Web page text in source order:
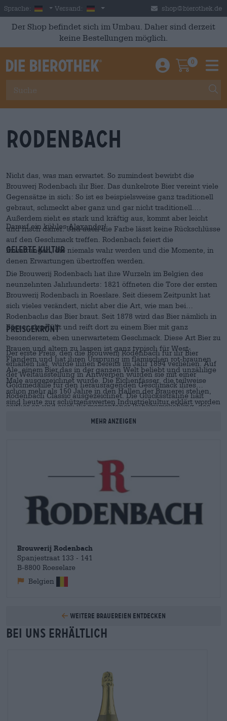
Skip to main content
Sprache: German
Versand: Deutschland shop@bierothek.de
Der Shop befindet sich im Umbau. Daher sind derzeit
keine Bestellungen möglich.
Einloggen /
0
Rodenbach
Nicht das, was man erwartet. So zumindest bewirbt die
Brouwerj Rodenbach ihr Bier. Das dunkelrote Bier vereint viele
Gegensätze in sich: So ist es beispielsweise ganz traditionell
gebraut, schmeckt aber ganz und gar nicht traditionell.
Außerdem sieht es stark und kräftig aus, kommt aber leicht
und frisch daher. Und auch die Farbe lässt keine Rückschlüsse
auf den Geschmack treffen. Rodenbach feiert die
Erwartungen, die niemals wahr werden und die Momente, in
denen Erwartungen übertroffen werden.
Darauf ein kühlesAlexander!
Gelebte Kultur
Die Brouwerij Rodenbach hat ihre Wurzeln im Belgien des
neunzehnten Jahrhunderts: 1821 öffneten die Tore der ersten
Brouwerij Rodenbach in Roeslare. Seit diesem Zeitpunkt hat
sich vieles verändert, nicht aber die Art, wie man bei
Rodenbachs das Bier braut. Seit 1878 wird das Bier nämlich in
Fässer abgefüllt und reift dort zu einem Bier mit ganz
besonderem, eben unerwartetem Geschmack. Diese Art Bier zu
Brauen und altern zu lassen ist ganz typisch für West-
Flandern und hat ihren Ursprung im flämischen rot-braunen
Ale, einem Bier das in der ganzen Welt beliebt und unzählige
Male ausgezeichnet wurde. Die Eichenfässer, die teilweise
schon mehr als 150 Jahre in den Hallen der Brauerei stehen,
sind heute zur schützenswerten Industriekultur erklärt worden
Preisgekrönt
Der erste Preis, den die Brouwerij Rodenbach für ihr Bier
erhalten hat, wurde ihnen bereits im Jahr 1894 verliehen. Auf
der Weltausstellung in Antwerpen wurden sie mit einer
Goldmedaille für den herausragenden Geschmack ihres
Rodenbach Classic ausgezeichnet. Die Glückssträhne hält
seither an und auch ihr momentaner Publikumsliebling, das
, ist international dekoriert. Das flämische Sauerbier
Gerichte. Eine weitere Besonderheit der Rodenbacher Biere ist
die gemischte Fermentation: Hierbei werden gereifte, „alte“
Beziehung ähneln die Biere Wein und der Sauerbierstil
erinnert auch geschmacklich an sauren, leicht fruchtigen
Mehr anzeigen
Brouwerij Rodenbach
Spanjestraat 133 - 141
B-8800 Roeselare
Belgien
Weitere Brauereien entdecken
Bei uns erhältlich